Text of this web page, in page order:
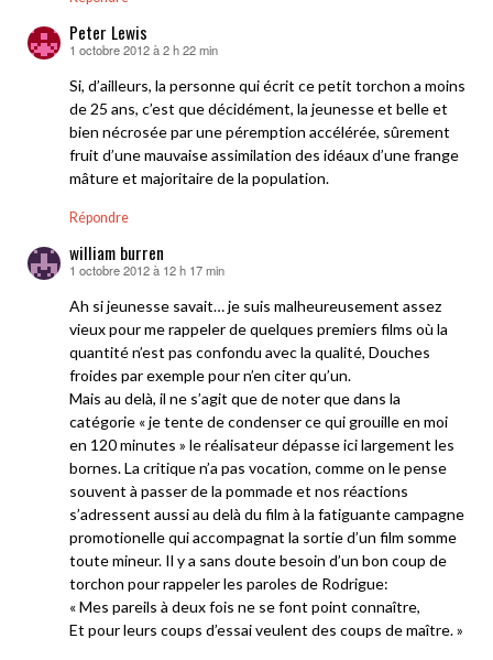
Peter Lewis
dit :
1 octobre 2012 à 2 h 22 min
Si, d’ailleurs, la personne qui écrit ce petit torchon a moins
de 25 ans, c’est que décidément, la jeunesse et belle et
bien nécrosée par une péremption accélérée, sûrement
fruit d’une mauvaise assimilation des idéaux d’une frange
mâture et majoritaire de la population.
Répondre
william burren
dit :
1 octobre 2012 à 12 h 17 min
Ah si jeunesse savait… je suis malheureusement assez
vieux pour me rappeler de quelques premiers films où la
quantité n’est pas confondu avec la qualité, Douches
froides par exemple pour n’en citer qu’un.
Mais au delà, il ne s’agit que de noter que dans la
catégorie « je tente de condenser ce qui grouille en moi
en 120 minutes » le réalisateur dépasse ici largement les
bornes. La critique n’a pas vocation, comme on le pense
souvent à passer de la pommade et nos réactions
s’adressent aussi au delà du film à la fatiguante campagne
promotionelle qui accompagnat la sortie d’un film somme
toute mineur. Il y a sans doute besoin d’un bon coup de
torchon pour rappeler les paroles de Rodrigue:
« Mes pareils à deux fois ne se font point connaître,
Et pour leurs coups d’essai veulent des coups de maître. »